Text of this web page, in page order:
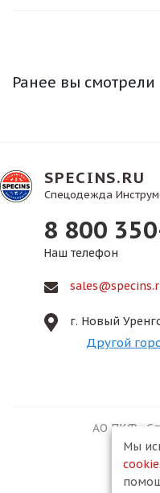
Ранее вы смотрели
SPECINS.RU
Спецодежда
8 800
Наш телефон
г. Новый
Другой
АО ПКФ
Мы
cookie